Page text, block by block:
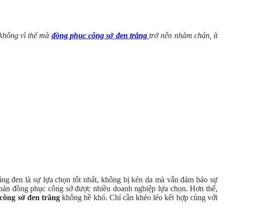
vì thế mà đồng phục công sở đen trắngtrở nên nhàm chán, ít
đen là sự lựa chọn tốt nhất, không bị kén da mà vẫn đảm bảo sự
đồng phục công sở được nhiều doanh nghiệp lựa chọn. Hơn thế,
sở đen trắng không hề khó. Chỉ cần khéo léo kết hợp cùng với